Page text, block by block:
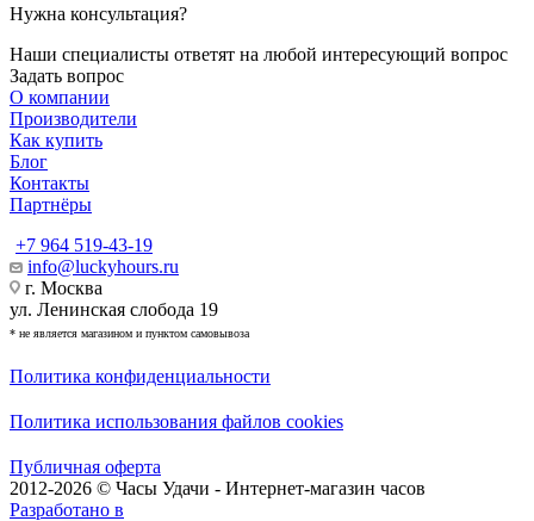
Нужна консультация?
Наши специалисты ответят на любой интересующий вопрос
Задать вопрос
О компании
Производители
Как купить
Блог
Контакты
Партнёры
+7 964 519-43-19
info@luckyhours.ru
г. Москва
ул. Ленинская слобода 19
* не является магазином и пунктом самовывоза
Политика конфиденциальности
Политика использования файлов cookies
Публичная оферта
2012-2026 © Часы Удачи - Интернет-магазин часов
Разработано в